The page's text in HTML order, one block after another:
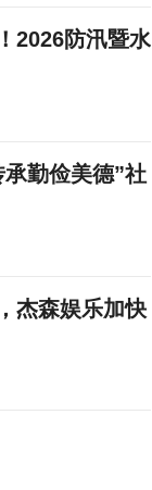
2026防汛暨水
勤俭美德”社
杰森娱乐加快